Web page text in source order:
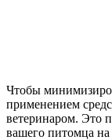
Чтобы
применением
ветеринаром. Это
вашего питомца